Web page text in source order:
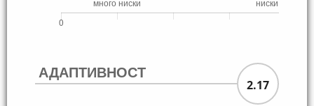
АДАПТИВНОСТ
2.17